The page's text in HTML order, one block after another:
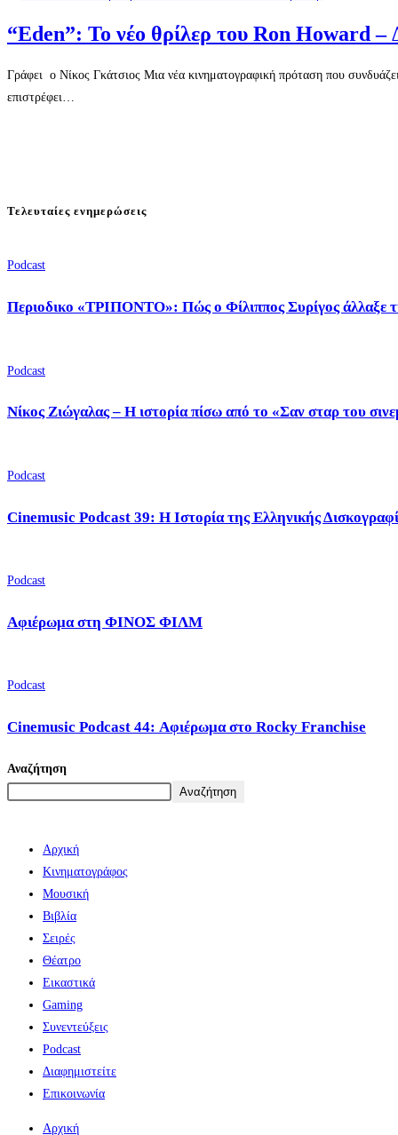
“Eden”: Το νέο θρίλερ του Ron Howard –
Γράφει ο Νίκος Γκάτσιος Μια νέα κινηματογραφική πρόταση που
επιστρέφει…
Τελευταίες ενημερώσεις
Podcast
Περιοδικο «ΤΡΙΠΟΝΤΟ»: Πώς ο Φίλιππος Συρίγος άλλαξε
Podcast
Νίκος Ζιώγαλας – Η ιστορία πίσω από το «Σαν σταρ του
Podcast
Cinemusic Podcast 39: Η Ιστορία της Ελληνικής
Podcast
Αφιέρωμα στη ΦΙΝΟΣ ΦΙΛΜ
Podcast
Cinemusic Podcast 44: Αφιέρωμα στο Rocky Franchise
Αναζήτηση
Αναζήτηση
Αρχική
Κινηματογράφος
Μουσική
Βιβλία
Σειρές
Θέατρο
Εικαστικά
Gaming
Συνεντεύξεις
Podcast
Διαφημιστείτε
Επικοινωνία
Αρχική